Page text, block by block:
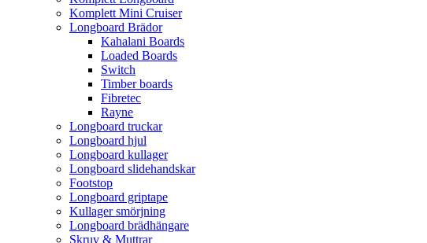
Komplett Mini Cruiser
Longboard Brädor
Kahalani Boards
Loaded Boards
Switch
Timber boards
Fibretec
Rayne
Longboard truckar
Longboard hjul
Longboard kullager
Longboard slidehandskar
Footstop
Longboard griptape
Kullager smörjning
Longboard brädhängare
Skruv & Muttrar